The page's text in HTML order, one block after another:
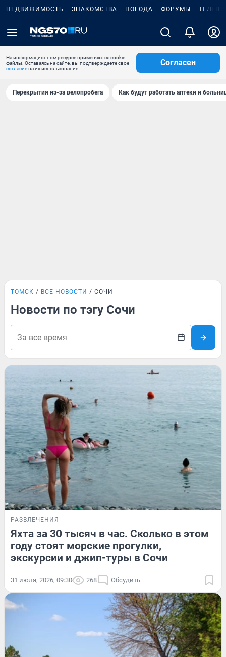
НЕДВИЖИМОСТЬ ЗНАКОМСТВА ПОГОДА ФОРУМЫ
На информационном ресурсе применяются cookie-
файлы. Оставаясь на сайте, вы подтверждаете свое
согласиена их использование.
Согласен
Перекрытия из-за велопробега Как будут работать аптеки и
ТОМСК ВСЕ НОВОСТИ СОЧИ
Новости по тэгу Сочи
РАЗВЛЕЧЕНИЯ
Яхта за 30 тысяч в час. Сколько в этом
году стоят морские прогулки,
экскурсии и джип-туры в Сочи
31 июля, 2026, 09:30 268 Обсудить